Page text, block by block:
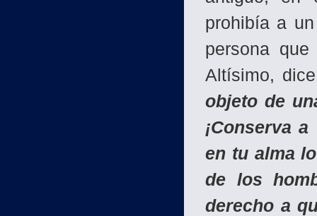
prohibía a
persona
Altísimo,
objeto de
¡Conserva
en tu alma
de los
derecho a